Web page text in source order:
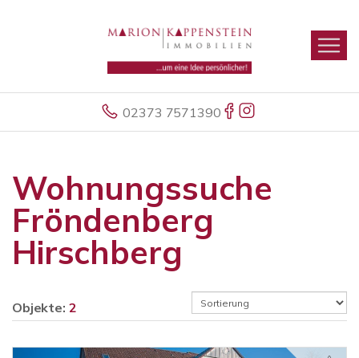
02373 7571390
Wohnungssuche
Fröndenberg
Hirschberg
Objekte: 2